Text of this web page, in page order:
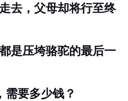
去，父母却将行至终
是压垮骆驼的最后一
需要多少钱？